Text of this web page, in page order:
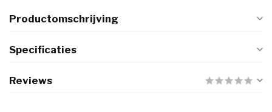
Productomschrijving
Specificaties
Reviews